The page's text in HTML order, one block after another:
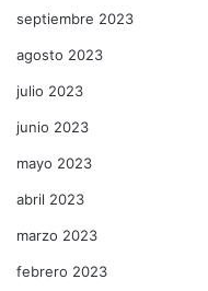
septiembre 2023
agosto 2023
julio 2023
junio 2023
mayo 2023
abril 2023
marzo 2023
febrero 2023